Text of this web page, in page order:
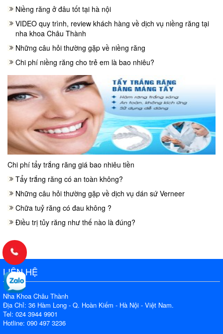
Niềng răng ở đâu tốt tại hà nội
VIDEO quy trình, review khách hàng về dịch vụ niềng răng tại
nha khoa Châu Thành
Những câu hỏi thường gặp về niềng răng
Chi phí niềng răng cho trẻ em là bao nhiêu?
Chi phí tẩy trắng răng giá bao nhiêu tiền
Tẩy trắng răng có an toàn không?
Những câu hỏi thường gặp về dịch vụ dán sứ Verneer
Chữa tuỷ răng có đau không ?
Điều trị tủy răng như thế nào là đúng?
LIÊN HỆ
Nha Khoa Châu Thành
Địa Chỉ: 36 Hàm Long - Q. Hoàn Kiếm - Hà Nội - Việt Nam.
Tel: 024 3944 9901
Hotline: 090 497 3236